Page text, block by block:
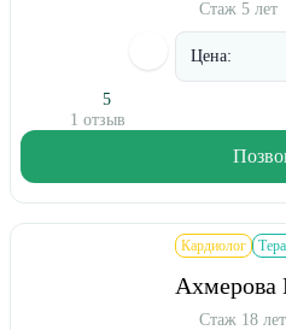
5
1 отзыв
Стаж 5 лет
Цена:
Кардиолог
Ахмерова
Стаж 18 лет